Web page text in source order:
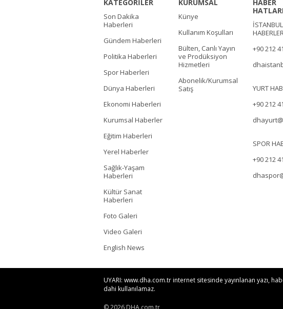
KATEGORİLER
Son Dakika
Haberleri
Gündem Haberleri
Politika Haberleri
Spor Haberleri
Dünya Haberleri
Ekonomi Haberleri
Kurumsal Haberler
Eğitim Haberleri
Yerel Haberler
Sağlık-Yaşam
Haberleri
Kültür Sanat
Haberleri
Foto Galeri
Video Galeri
English News
KURUMSAL
Künye
Kullanım Koşulları
Bülten, Canlı Yayın
ve Prodüksiyon
Hizmetleri
Abonelik/Kurumsal
Satış
HABER
İSTANBUL
+90 212
YURT
+90 212
SPOR
+90 212
UYARI: www.dha.com.tr internet sitesinde yayınlanan yazı,
dahi kullanılamaz.